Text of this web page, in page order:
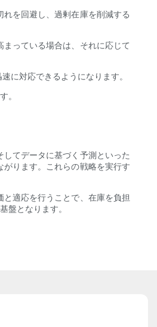
を回避し、過剰在庫を削減する
っている場合は、それに応じて
に対応できるようになります。
。
てデータに基づく予測といった
ります。これらの戦略を実行す
適応を行うことで、在庫を負担
盤となります。